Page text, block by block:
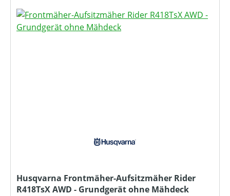
Husqvarna Frontmäher-Aufsitzmäher Rider
R418TsX AWD - Grundgerät ohne Mähdeck